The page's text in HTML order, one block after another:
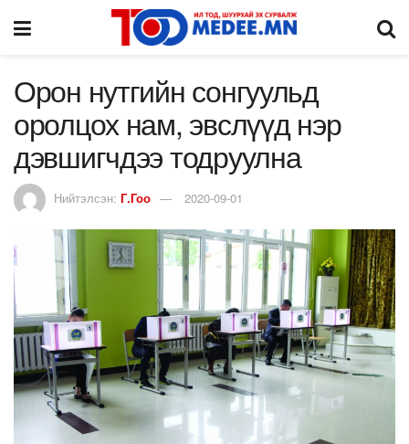
Орон нутгийн сонгуульд
оролцох нам, эвслүүд нэр
дэвшигчдээ тодруулна
Нийтэлсэн: Г.Гоо 2020-09-01